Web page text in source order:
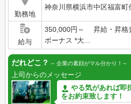
勤務地
神奈川県横浜市中区福富町
給与
350,000円～ 昇給・昇格
ボーナス *大...
だれどこ？ 企業の素顔がマル分かり！
上司からのメッセージ
やる気があれば即
をお約束致します！